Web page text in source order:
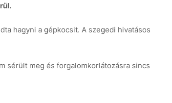
hagyni a gépkocsit. A szegedi hivatásos
sérült meg és forgalomkorlátozásra sincs